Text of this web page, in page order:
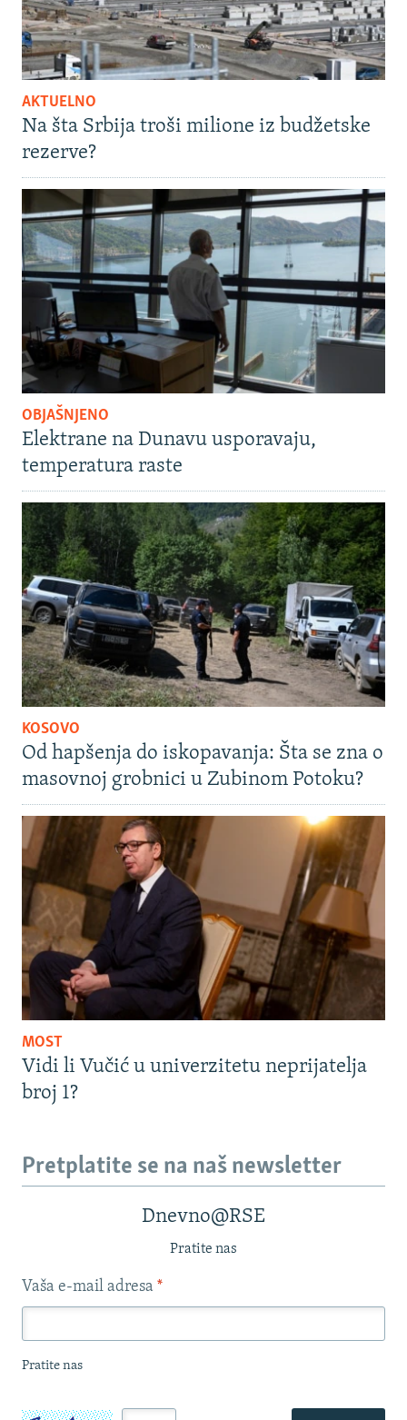
AKTUELNO
Na šta Srbija troši milione iz budžetske
rezerve?
OBJAŠNJENO
Elektrane na Dunavu usporavaju,
temperatura raste
KOSOVO
Od hapšenja do iskopavanja: Šta se zna o
masovnoj grobnici u Zubinom Potoku?
MOST
Vidi li Vučić u univerzitetu neprijatelja
broj 1?
Pretplatite se na naš newsletter
Dnevno@RSE
Pratite nas
Vaša e-mail adresa *
Pratite nas